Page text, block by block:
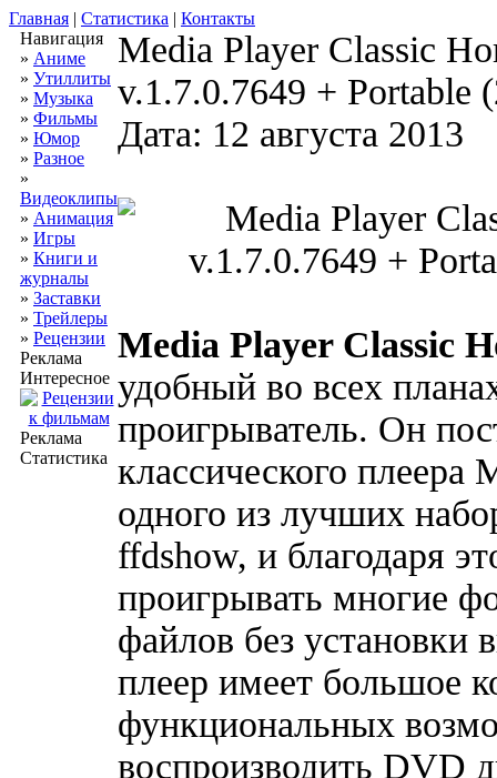
Главная | Статистика | Контакты
Навигация
» Аниме
» Утиллиты
» Музыка
» Фильмы
» Юмор
» Разное
»
Видеоклипы
» Анимация
» Игры
» Книги и
журналы
» Заставки
» Трейлеры
» Рецензии
Реклама
Интересное
Реклама
Статистика
Media Player Classic
v.1.7.0.7649 + Portable
Дата: 12 августа 2013
Media Player Classic
удобный во всех
проигрыватель. Он
классического плеера
одного из лучших
ffdshow, и благодаря
проигрывать многие
файлов без установки
плеер имеет большое
функциональных
воспроизводить DVD